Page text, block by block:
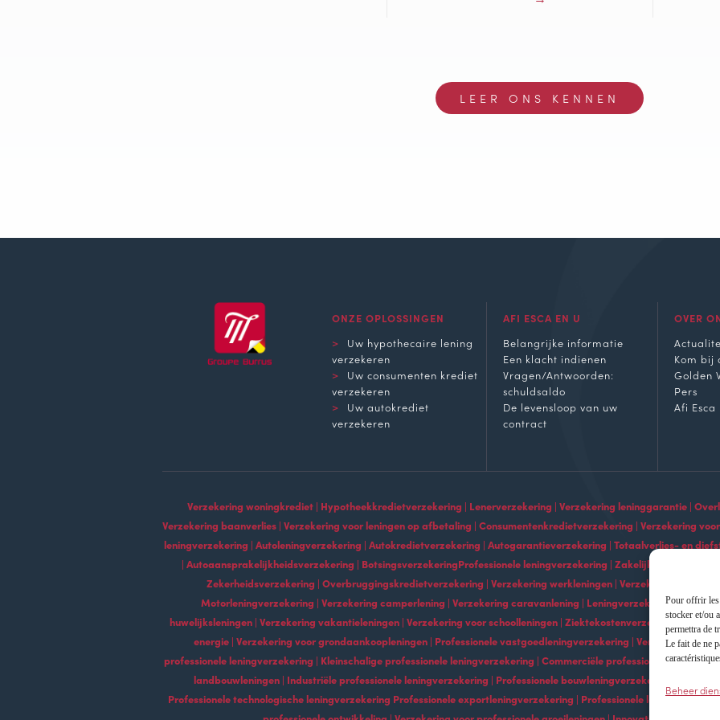
Pour offrir les
stocker et/ou
permettra de
Le fait de ne
Beheer
LEER ONS KENNEN
ONZE OPLOSSINGEN
Uw hypothecaire lening
verzekeren
Uw consumenten krediet
verzekeren
Uw autokrediet
verzekeren
AFI ESCA EN U
Belangrijke informatie
Een klacht indienen
Vragen/Antwoorden:
schuldsaldo
De levensloop van uw
contract
OVER
Kom bij
Golden
Pers
Afi Esca
Verzekering woningkrediet | Hypotheekkredietverzekering | Lenerverzekering | Verzekering leninggarantie |
Verzekering baanverlies | Verzekering voor leningen op afbetaling | Consumentenkredietverzekering | Verzekering
leningverzekering | Autoleningverzekering | Autokredietverzekering | Autogarantieverzekering | Totaalverlies- en
| Autoaansprakelijkheidsverzekering | BotsingsverzekeringProfessionele leningverzekering | Zakelijke
Zekerheidsverzekering | Overbruggingskredietverzekering | Verzekering werkleningen | Verzekering
Motorleningverzekering | Verzekering camperlening | Verzekering caravanlening | Leningverzekering voor
huwelijksleningen | Verzekering vakantieleningen | Verzekering voor schoolleningen | Ziektekostenverzekering |
energie | Verzekering voor grondaankoopleningen | Professionele vastgoedleningverzekering | Verzekering
professionele leningverzekering | Kleinschalige professionele leningverzekering | Commerciële professionele
landbouwleningen | Industriële professionele leningverzekering | Professionele bouwleningverzekering |
Professionele technologische leningverzekering Professionele exportleningverzekering | Professionele